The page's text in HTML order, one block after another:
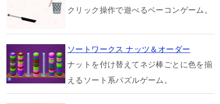
クリック操作で遊べるベーコンゲーム。
ソートワークス ナッツ＆オーダー
ナットを付け替えてネジ棒ごとに色を揃
えるソート系パズルゲーム。